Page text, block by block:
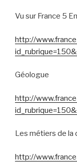
Vu sur France 5
http://
Géologue
http://
Les métiers de
http://